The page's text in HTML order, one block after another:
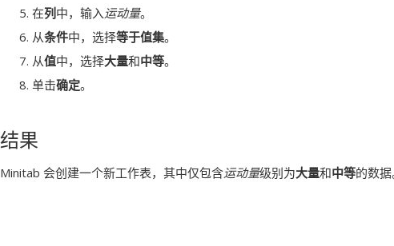
在列 中，输入运动量。
从条件中，选择等于值集。
从值中，选择大量和中等。
单击确定。
结果
Minitab 会创建一个新工作表，其中仅包含运动量级别为大量和中等的数据